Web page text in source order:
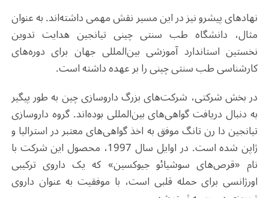
نهادهای پیشرو نیز در این مسیر نقش مهمی داشته‌اند. به عنوان
مثال، دانشگاه طب سنتی چینی تیانجین هدایت تدوین
نخستین استاندارد آموزشی بین‌المللی جهان برای دوره‌های
کارشناسی طب سنتی چینی را بر عهده داشته است.
در بخش شرکتی، شرکت‌های بزرگ داروسازی چین به طور پیگیر
به دنبال دریافت گواهی‌های بین‌المللی بوده‌اند. گروه داروسازی
تیانجین دا رن تانگ موفق به اخذ گواهی‌های معتبر در استرالیا و
ژاپن شده است. در اوایل سال 1997، محصول این شرکت با
نام «قرص‌های سوشیائو جیوکسین» که یک داروی ترکیبی
اورژانسی برای حمله قلبی است، با موفقیت به عنوان داروی